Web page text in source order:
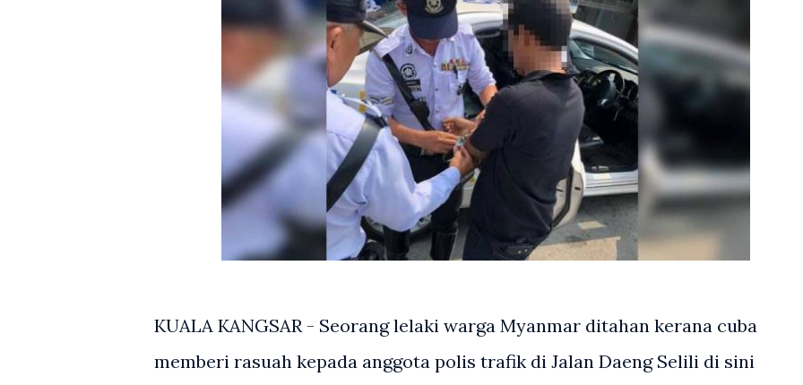
KUALA KANGSAR - Seorang lelaki warga Myanmar ditahan kerana cuba
memberi rasuah kepada anggota polis trafik di Jalan Daeng Selili di sini